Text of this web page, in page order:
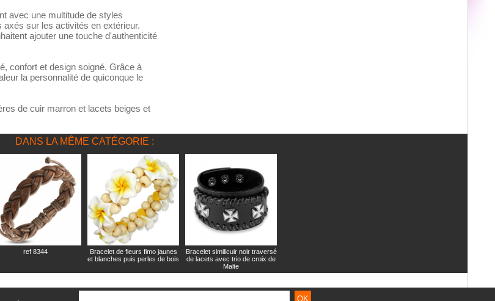
avec une multitude de styles
sur les activités en extérieur.
ajouter une touche d'authenticité
confort et design soigné. Grâce à
la personnalité de quiconque le
de cuir marron et lacets beiges et
DANS LA MÊME CATÉGORIE :
ref 8344
Bracelet de fleurs fimo jaunes
et blanches puis perles de bois
Bracelet similicuir noir traversé
de lacets avec trio de croix de
Malte